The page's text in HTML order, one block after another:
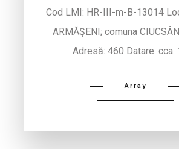
Cod LMI: HR-III-m-B-13014
ARMĂŞENI; comuna
Adresă: 460 Datare: cca.
Array